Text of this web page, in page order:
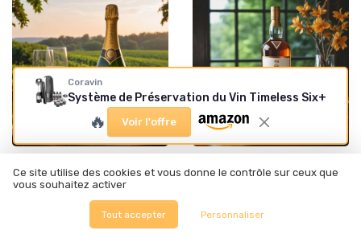
L'univers fascinant du
L'univers fascinant du whisky
Coravin
Système de Préservation du Vin Timeless Six+
🔥 Voir l'offre
Ce site utilise des cookies et vous donne le contrôle sur ceux que
vous souhaitez activer
Tout accepter Personnaliser